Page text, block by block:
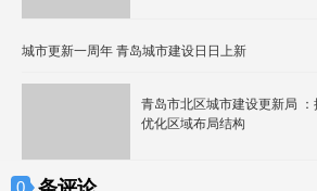
城市更新一周年 青岛城市建设日日上新
青岛市北区城市建设更新局
优化区域布局结构
0